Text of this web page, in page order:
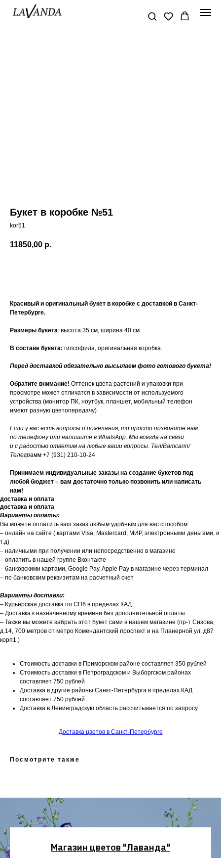
Букет в коробке №51
kor51
11850,00 р.
Красивый и оригинальный букет в коробке с доставкой в Санкт-
Петербурге.
Размеры букета: высота 35 см, ширина 40 см.
В составе букета: гипсофила, оригинальная коробка.
Перед доставкой обязательно высылаем фото готового букета!
Обратите внимание! Оттенок цвета растений и упаковки при
просмотре может отличатся в зависимости от используемого
устройства (монитор ПК, ноутбук, планшет, мобильный телефон
имеют разную цветопередачу)
Если у вас есть вопросы и пожелания, то просто позвоните нам
по телефону или напишите в WhatsApp. Мы всегда на связи
и с радостью ответим на любые ваши вопросы. Тел/Ватсапп/
Телеграмм +7 (931) 210-10-24
Принимаем индивидуальные заказы на создание букетов под
любой бюджет – вам достаточно только позвонить или написать
нам!
доставка и оплата
доставка и оплата
Варианты оплаты:
Вы можете оплатить ваш заказ любым удобным для вас способом:
– онлайн на сайте ( картами Visa, Mastercard, МИР, электронными деньгами, и
т.д)
– наличными при получении или непосредственно в магазине
– оплатить в нашей группе Вконтакте
– банковскими картами, Google Pay, Apple Pay в магазине через терминал
– по банковским реквизитам на расчетный счет
Варианты доставки:
– Курьерская доставка по СПб в пределах КАД.
– Доставка к назначенному времени без дополнительной оплаты.
– Также вы можете забрать этот букет сами в нашем магазине (пр-т Сизова,
д.14, 700 метров от метро Комендантский проспект и на Планерной ул. д87
корп1.)
Стоимость доставки в Приморском районе составляет 350 рублей
Стоимость доставки в Петроградском и Выборгском районах
составляет 750 рублей
Доставка в другие районы Санкт-Петербурга в пределах КАД
составляет 750 рублей
Доставка в Ленинградскую область рассчитывается по запросу.
Доставка цветов в Санкт-Петербурге
Посмотрите также
Магазин цветов "Лаванда"